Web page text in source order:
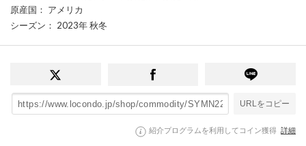
原産国 ： アメリカ
シーズン ： 2023年 秋冬
URLをコピー
紹介プログラムを利用してコイン獲得 詳細